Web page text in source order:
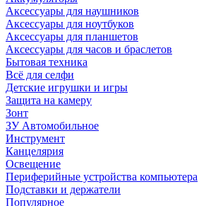
Аксессуары для наушников
Аксессуары для ноутбуков
Аксессуары для планшетов
Аксессуары для часов и браслетов
Бытовая техника
Всё для селфи
Детские игрушки и игры
Защита на камеру
Зонт
ЗУ Автомобильное
Инструмент
Канцелярия
Освещение
Периферийные устройства компьютера
Подставки и держатели
Популярное